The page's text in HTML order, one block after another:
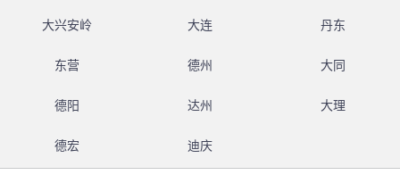
大兴安岭 大连 丹东
东营 德州 大同
德阳 达州 大理
德宏 迪庆